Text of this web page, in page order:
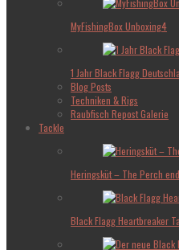
MyFishingBox Unboxing4
1 Jahr Black Flagg
Blog Posts
Techniken & Rigs
Raubfisch Repost Galerie
Tackle
Heringsküt – The Perch
Black Flagg Heartbreaker